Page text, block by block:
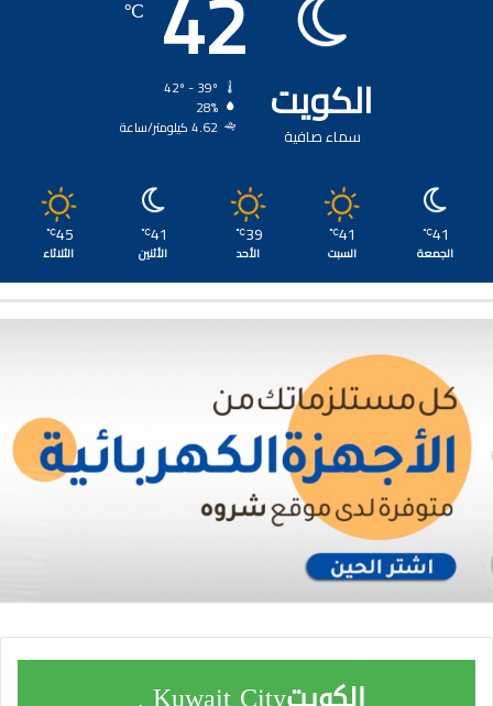
الكويت
سماء صافية
℃
28%
4.62 كيلومتر/ساعة
41
℃
الجمعة
41
℃
السبت
39
℃
الأحد
41
℃
الأثنين
45
℃
الثلاثاء